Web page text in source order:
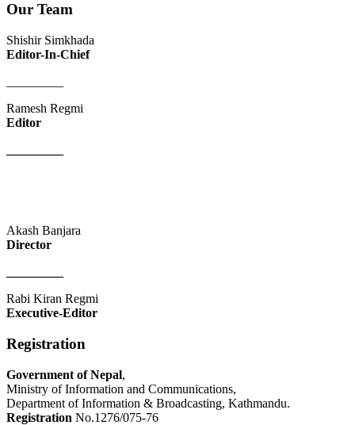
Our Team
Shishir Simkhada
Editor-In-Chief
Ramesh Regmi
Editor
Akash Banjara
Director
Rabi Kiran Regmi
Executive-Editor
Registration
Government of Nepal,
Ministry of Information and Communications,
Department of Information & Broadcasting, Kathmandu.
Registration No.1276/075-76